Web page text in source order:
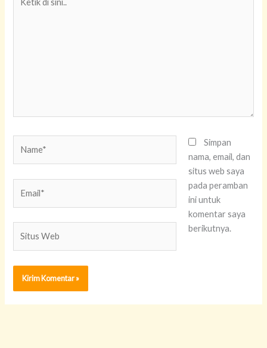
Web
Simpan
nama, email, dan
situs web saya
pada peramban
ini untuk
komentar saya
berikutnya.